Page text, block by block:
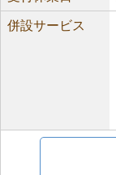
併設サービス